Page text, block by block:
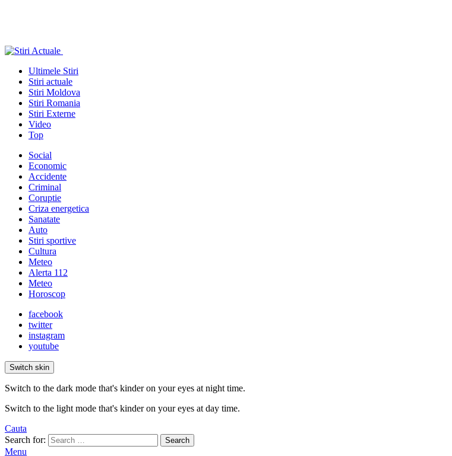
Ultimele Stiri
Stiri actuale
Stiri Moldova
Stiri Romania
Stiri Externe
Video
Top
Social
Economic
Accidente
Criminal
Coruptie
Criza energetica
Sanatate
Auto
Stiri sportive
Cultura
Meteo
Alerta 112
Meteo
Horoscop
facebook
twitter
instagram
youtube
Switch skin
Switch to the dark mode that's kinder on your eyes at night time.
Switch to the light mode that's kinder on your eyes at day time.
Cauta
Search for:
Search
Menu